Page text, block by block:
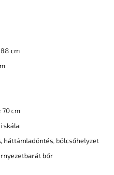
cm
70 cm
skála
háttámladöntés, bölcsőhelyzet
bőr